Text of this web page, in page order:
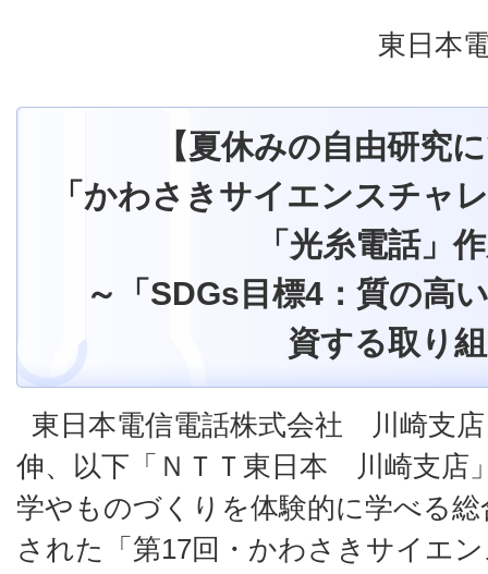
東日本
【夏休みの自由研究
「かわさきサイエンスチャ
「光糸電話」
～「SDGs目標4：質の高
資する取り
東日本電信電話株式会社 川崎支
伸、以下「ＮＴＴ東日本 川崎支店
学やものづくりを体験的に学べる
された「第17回・かわさきサイエ